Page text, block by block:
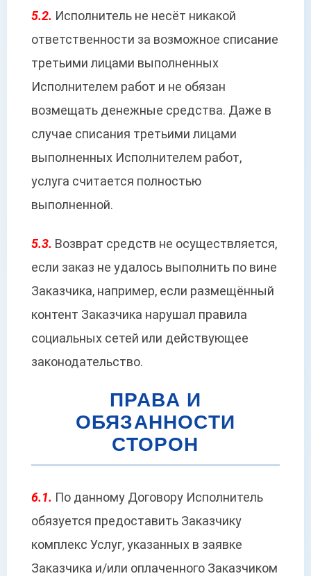
5.2. Исполнитель не несёт никакой
ответственности за возможное списание
третьими лицами выполненных
Исполнителем работ и не обязан
возмещать денежные средства. Даже в
случае списания третьими лицами
выполненных Исполнителем работ,
услуга считается полностью
выполненной.
5.3. Возврат средств не осуществляется,
если заказ не удалось выполнить по вине
Заказчика, например, если размещённый
контент Заказчика нарушал правила
социальных сетей или действующее
законодательство.
ПРАВА И
ОБЯЗАННОСТИ
СТОРОН
6.1. По данному Договору Исполнитель
обязуется предоставить Заказчику
комплекс Услуг, указанных в заявке
Заказчика и/или оплаченного Заказчиком